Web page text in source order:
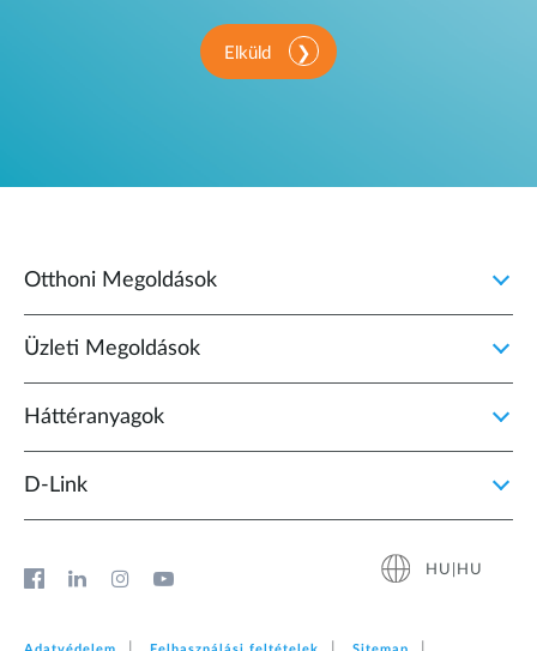
Elküld
Otthoni Megoldások
Üzleti Megoldások
Háttéranyagok
D‑Link
HU|HU